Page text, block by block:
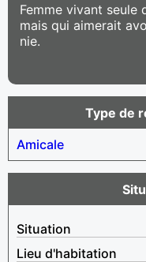
Femme vivant seule
mais qui aimerait
nie.
Type de
Amicale
Situation
Lieu d'habitation